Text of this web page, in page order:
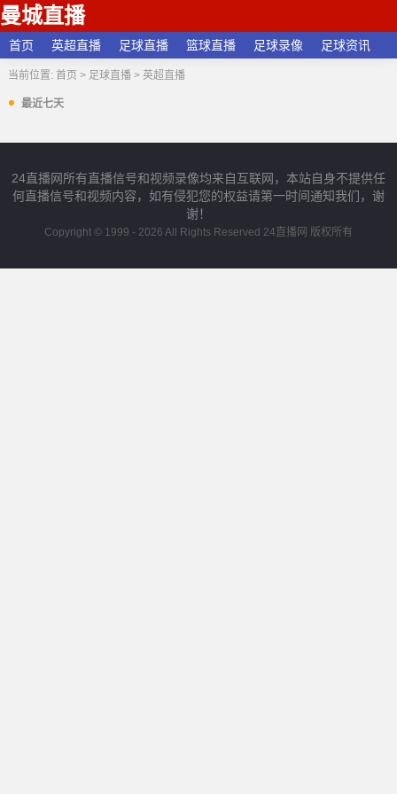
曼城直播
首页 英超直播 足球直播 篮球直播 足球录像 足球资讯
当前位置: 首页 > 足球直播> 英超直播
最近七天
24直播网所有直播信号和视频录像均来自互联网，本站自身不提供任
何直播信号和视频内容，如有侵犯您的权益请第一时间通知我们，谢
谢！
Copyright © 1999 - 2026 All Rights Reserved 24直播网 版权所有